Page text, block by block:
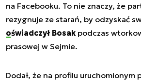
na Facebooku. To nie znaczy, że
rezygnuje ze starań, by odzyskać
oświadczył Bosak podczas
prasowej w Sejmie.
Dodał, że na profilu uruchomionym